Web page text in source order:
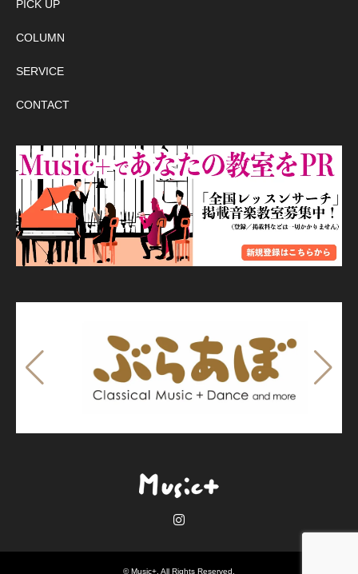
PICK UP
COLUMN
SERVICE
CONTACT
©Music+ . All Rights Reserved.